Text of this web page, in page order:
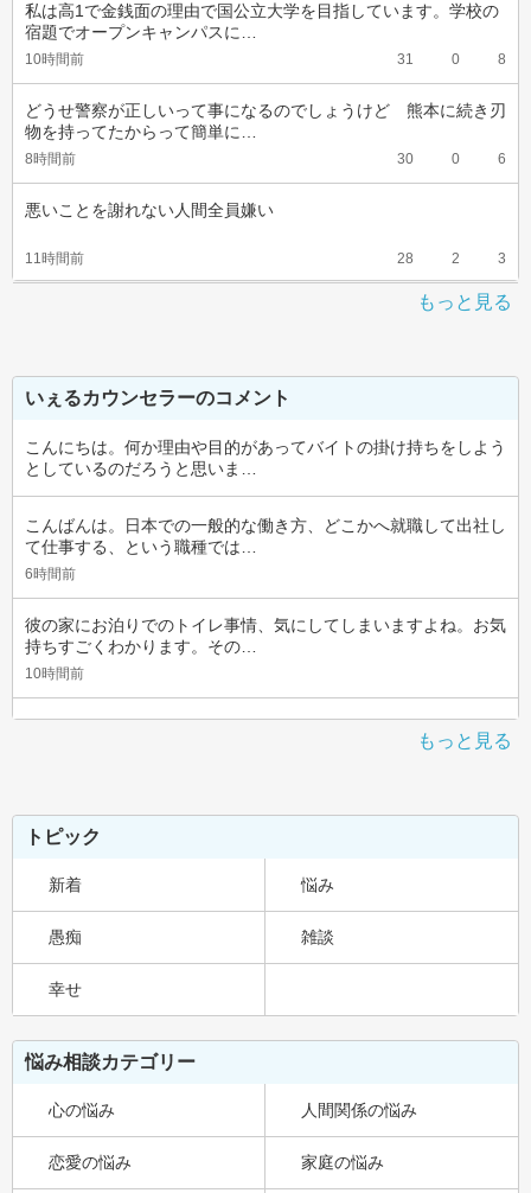
私は高1で金銭面の理由で国公立大学を目指しています。学校の
宿題でオープンキャンパスに…
10時間前 31 0 8
どうせ警察が正しいって事になるのでしょうけど　熊本に続き刃
物を持ってたからって簡単に…
8時間前 30 0 6
悪いことを謝れない人間全員嫌い
11時間前 28 2 3
もっと見る
いぇるカウンセラーのコメント
こんにちは。何か理由や目的があってバイトの掛け持ちをしよう
としているのだろうと思いま…
こんばんは。日本での一般的な働き方、どこかへ就職して出社し
て仕事する、という職種では…
6時間前
彼の家にお泊りでのトイレ事情、気にしてしまいますよね。お気
持ちすごくわかります。その…
10時間前
もっと見る
トピック
新着 悩み
愚痴 雑談
幸せ
悩み相談カテゴリー
心の悩み 人間関係の悩み
恋愛の悩み 家庭の悩み